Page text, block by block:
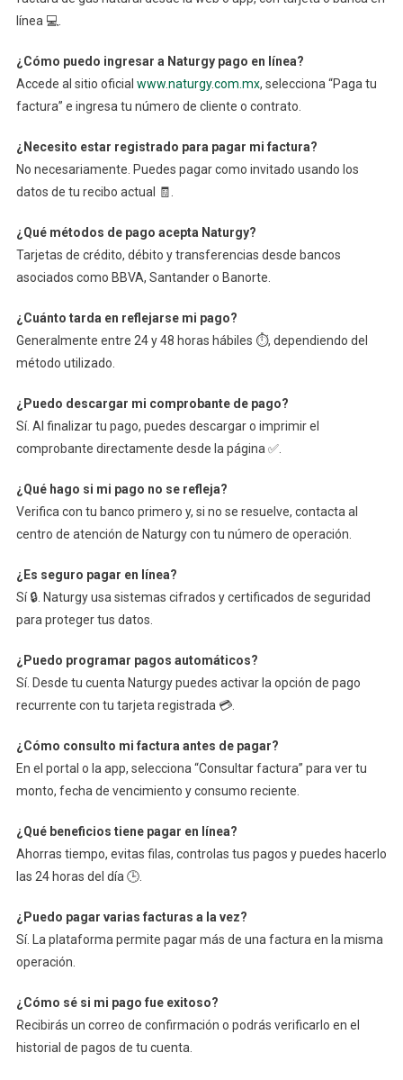
línea 💻.
¿Cómo puedo ingresar a Naturgy pago en línea?
Accede al sitio oficial www.naturgy.com.mx, selecciona “Paga tu
factura” e ingresa tu número de cliente o contrato.
¿Necesito estar registrado para pagar mi factura?
No necesariamente. Puedes pagar como invitado usando los
datos de tu recibo actual 🧾.
¿Qué métodos de pago acepta Naturgy?
Tarjetas de crédito, débito y transferencias desde bancos
asociados como BBVA, Santander o Banorte.
¿Cuánto tarda en reflejarse mi pago?
Generalmente entre 24 y 48 horas hábiles ⏱️, dependiendo del
método utilizado.
¿Puedo descargar mi comprobante de pago?
Sí. Al finalizar tu pago, puedes descargar o imprimir el
comprobante directamente desde la página ✅.
¿Qué hago si mi pago no se refleja?
Verifica con tu banco primero y, si no se resuelve, contacta al
centro de atención de Naturgy con tu número de operación.
¿Es seguro pagar en línea?
Sí 🔒. Naturgy usa sistemas cifrados y certificados de seguridad
para proteger tus datos.
¿Puedo programar pagos automáticos?
Sí. Desde tu cuenta Naturgy puedes activar la opción de pago
recurrente con tu tarjeta registrada 💳.
¿Cómo consulto mi factura antes de pagar?
En el portal o la app, selecciona “Consultar factura” para ver tu
monto, fecha de vencimiento y consumo reciente.
¿Qué beneficios tiene pagar en línea?
Ahorras tiempo, evitas filas, controlas tus pagos y puedes hacerlo
las 24 horas del día 🕒.
¿Puedo pagar varias facturas a la vez?
Sí. La plataforma permite pagar más de una factura en la misma
operación.
¿Cómo sé si mi pago fue exitoso?
Recibirás un correo de confirmación o podrás verificarlo en el
historial de pagos de tu cuenta.